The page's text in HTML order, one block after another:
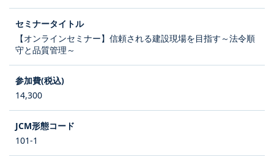
【オンラインセミナー】信頼される建設現場を目指す～法令順
守と品質管理～
14,300
101-1